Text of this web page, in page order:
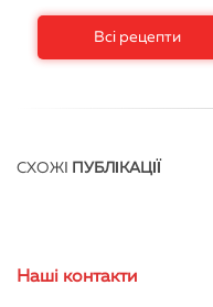
Всі рецепти
СХОЖІ ПУБЛІКАЦІЇ
Нашi контакти